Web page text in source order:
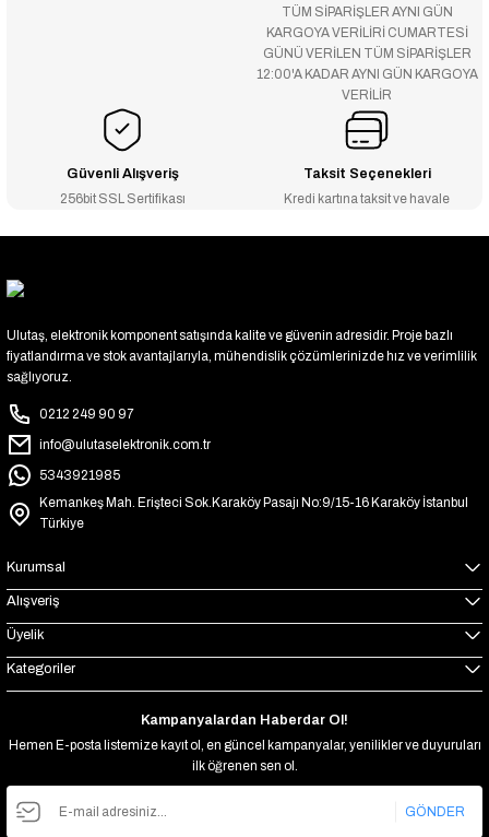
TÜM SİPARİŞLER AYNI GÜN
KARGOYA VERİLİRİ CUMARTESİ
GÜNÜ VERİLEN TÜM SİPARİŞLER
12:00'A KADAR AYNI GÜN KARGOYA
VERİLİR
Güvenli Alışveriş
256bit SSL Sertifikası
Taksit Seçenekleri
Kredi kartına taksit ve havale
Ulutaş, elektronik komponent satışında kalite ve güvenin adresidir. Proje bazlı
fiyatlandırma ve stok avantajlarıyla, mühendislik çözümlerinizde hız ve verimlilik
sağlıyoruz.
0212 249 90 97
info@ulutaselektronik.com.tr
5343921985
Kemankeş Mah. Erişteci Sok.Karaköy Pasajı No:9/15-16 Karaköy İstanbul
Türkiye
Kurumsal
Alışveriş
Üyelik
Kategoriler
Kampanyalardan Haberdar Ol!
Hemen E-posta listemize kayıt ol, en güncel kampanyalar, yenilikler ve duyuruları
ilk öğrenen sen ol.
GÖNDER